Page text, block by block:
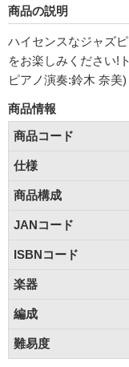
商品の説明
ハイセンスなジャズ
をお楽しみください!
ピアノ演奏:鈴木 奈美)
商品情報
商品コード
仕様
商品構成
JANコード
ISBNコード
楽器
編成
難易度